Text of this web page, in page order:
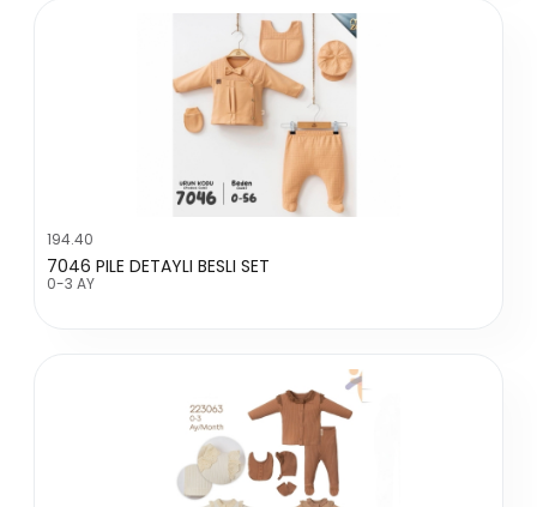
194.40
7046 PILE DETAYLI BESLI SET
0-3 AY